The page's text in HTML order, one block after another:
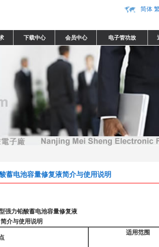
简体
下载中心 会员中心 电子管功放
蓄电池容量修复液简介与使用说明
强力铅酸蓄电池容量修复液
简介与使用说明
适用范围